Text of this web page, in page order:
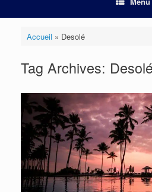
Accueil » Desolé
Tag Archives: Desolé